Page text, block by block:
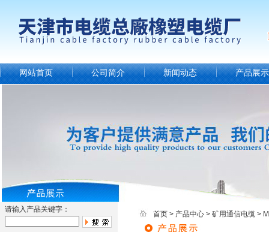
网站首页 公司简介 新闻动态 产品展示
请输入产品关键字：
首页 > 产品中心 > 矿用通信电缆 >